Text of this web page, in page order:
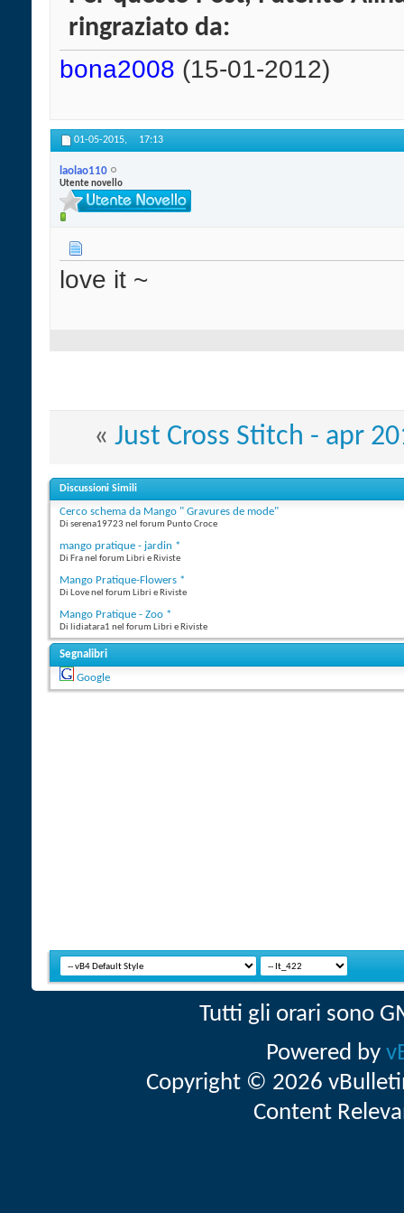
ringraziato da:
bona2008 (15-01-2012)
01-05-2015, 17:13
laolao110
Utente novello
love it ~
« Just Cross Stitch - apr
Discussioni Simili
Cerco schema da Mango " Gravures de mode"
Di serena19723 nel forum Punto Croce
mango pratique - jardin *
Di Fra nel forum Libri e Riviste
Mango Pratique-Flowers *
Di Love nel forum Libri e Riviste
Mango Pratique - Zoo *
Di lidiatara1 nel forum Libri e Riviste
Segnalibri
Google
Tutti gli orari sono
Powered by
Copyright © 2026
Content